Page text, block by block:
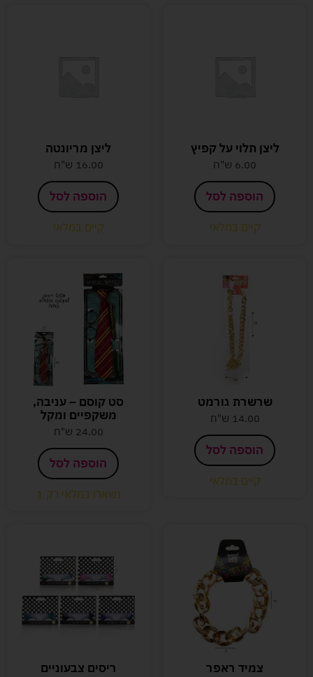
ליצן תלוי על קפיץ
6.00 ש"ח
הוספה לסל
קיים במלאי
ליצן מריונטה
16.00 ש"ח
הוספה לסל
קיים במלאי
שרשרת גורמט
14.00 ש"ח
הוספה לסל
קיים במלאי
סט קוסם – עניבה,
משקפיים ומקל
24.00 ש"ח
הוספה לסל
נשארו במלאי רק 1
צמיד ראפר ריסים צבעוניים